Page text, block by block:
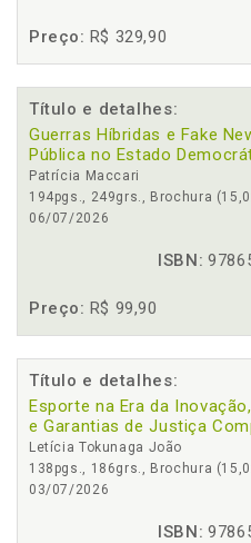
Preço: R$ 329,90
Título e detalhes:
Guerras Híbridas e Fake
Pública no Estado
Patrícia Maccari
194pgs., 249grs., Brochura
06/07/2026
ISBN:
Preço: R$ 99,90
Título e detalhes:
Esporte na Era da
e Garantias de Justiça
Letícia Tokunaga João
138pgs., 186grs., Brochura
03/07/2026
ISBN: